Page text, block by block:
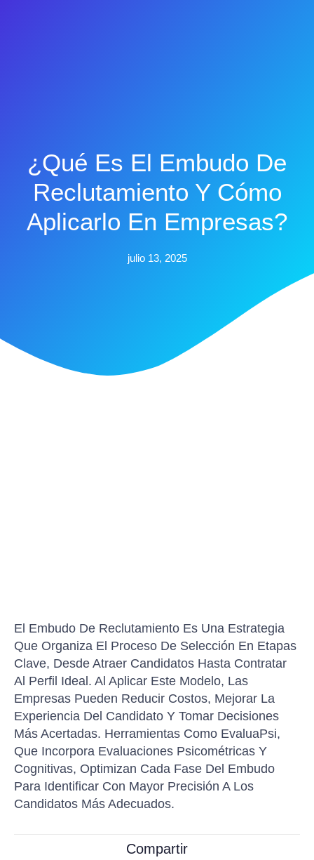
¿Qué Es El Embudo De
Reclutamiento Y Cómo
Aplicarlo En Empresas?
julio 13, 2025
El Embudo De Reclutamiento Es Una Estrategia
Que Organiza El Proceso De Selección En Etapas
Clave, Desde Atraer Candidatos Hasta Contratar
Al Perfil Ideal. Al Aplicar Este Modelo, Las
Empresas Pueden Reducir Costos, Mejorar La
Experiencia Del Candidato Y Tomar Decisiones
Más Acertadas. Herramientas Como EvaluaPsi,
Que Incorpora Evaluaciones Psicométricas Y
Cognitivas, Optimizan Cada Fase Del Embudo
Para Identificar Con Mayor Precisión A Los
Candidatos Más Adecuados.
Compartir